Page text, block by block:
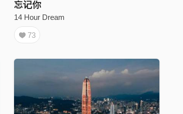
忘记你
14 Hour Dream
73